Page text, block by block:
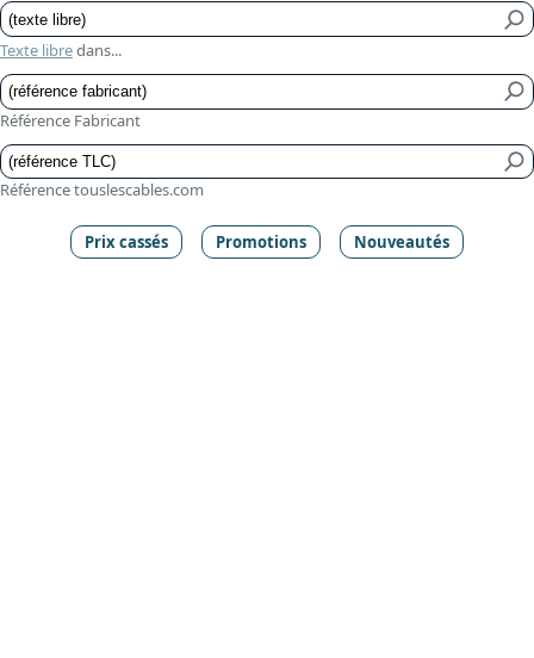
Texte libredans...
Référence Fabricant
Référence touslescables.com
Prix cassés Promotions Nouveautés